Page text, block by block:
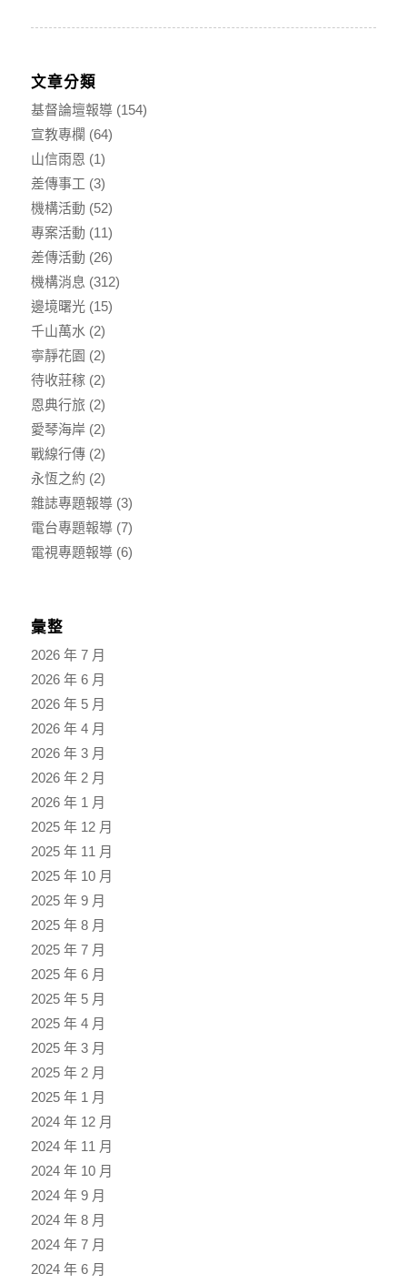
文章分類
基督論壇報導(154)
宣教專欄 (64)
山信雨恩 (1)
差傳事工 (3)
機構活動 (52)
專案活動 (11)
差傳活動 (26)
機構消息 (312)
邊境曙光(15)
千山萬水 (2)
寧靜花園 (2)
待收莊稼 (2)
恩典行旅(2)
愛琴海岸(2)
戰線行傳(2)
永恆之約 (2)
雜誌專題報導(3)
電台專題報導(7)
電視專題報導(6)
彙整
2026 年 7 月
2026 年 6 月
2026 年 5 月
2026 年 4 月
2026 年 3 月
2026 年 2 月
2026 年 1 月
2025 年 12 月
2025 年 11 月
2025 年 10 月
2025 年 9 月
2025 年 8 月
2025 年 7 月
2025 年 6 月
2025 年 5 月
2025 年 4 月
2025 年 3 月
2025 年 2 月
2025 年 1 月
2024 年 12 月
2024 年 11 月
2024 年 10 月
2024 年 9 月
2024 年 8 月
2024 年 7 月
2024 年 6 月